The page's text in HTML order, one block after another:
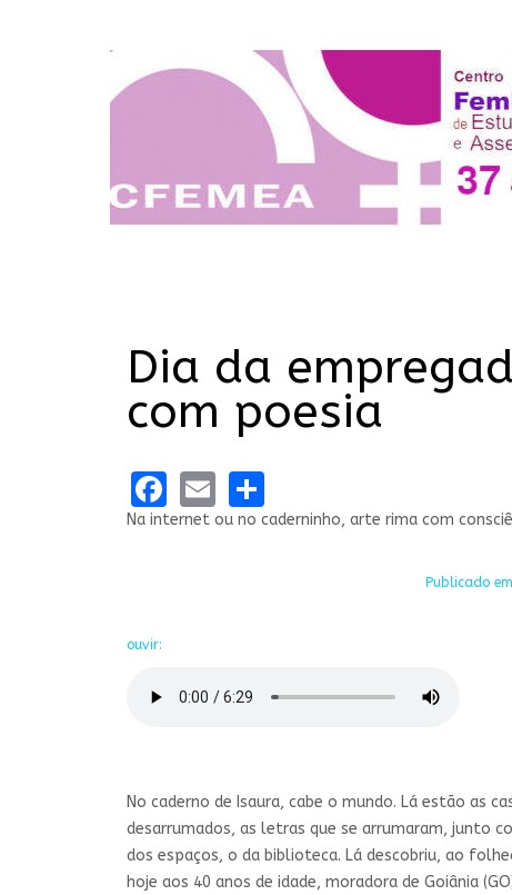
Dia da
com poesia
Facebook
Email
Na internet ou no caderninho, arte rima com
Publicado
ouvir:
No caderno de Isaura, cabe o mundo. Lá estão as
desarrumados, as letras que se arrumaram, junto
dos espaços, o da biblioteca. Lá descobriu, ao
hoje aos 40 anos de idade, moradora de Goiânia